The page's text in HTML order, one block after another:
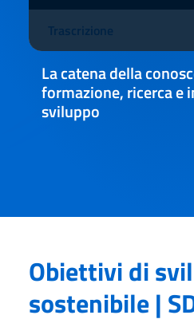
Trascrizione
La catena della
formazione, ricerca e
sviluppo
Obiettivi di
sostenibile |